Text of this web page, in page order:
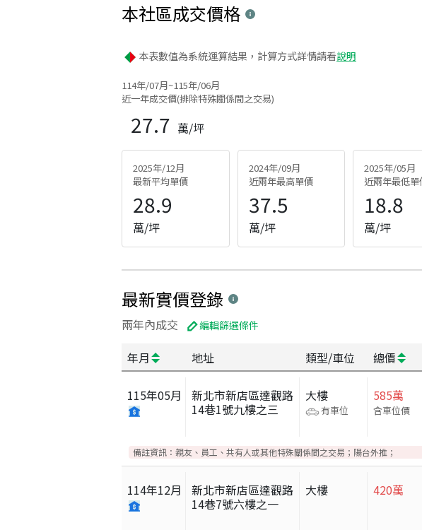
本社區成交價格
本表數值為系統運算結果，計算方式詳情請看說明
114年/07月~115年/06月
近一年成交價(排除特殊關係間之交易)
27.7 萬/坪
2025年/12月
最新平均單價
28.9
萬/坪
2024年/09月
近兩年最高單價
37.5
萬/坪
2025年/05月
近兩年最低單
18.8
萬/坪
最新實價登錄
兩年內成交 編輯篩選條件
年月 地址 類型/車位 總價
115年05月
新北市新店區達觀路
14巷1號九樓之三
大樓
有車位
585萬
含車位價
備註資訊： 親友、員工、共有人或其他特殊關係間之交易；陽台外推；
114年12月
新北市新店區達觀路
14巷7號六樓之一
大樓 420萬